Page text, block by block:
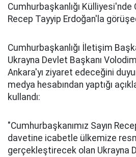
Cumhurbaşkanlığı Külliyesi'nde
Recep Tayyip Erdoğan'la
Cumhurbaşkanlığı İletişim
Ukrayna Devlet Başkanı
Ankara'yı ziyaret edeceğini
medya hesabından yaptığı
kullandı:
"Cumhurbaşkanımız Sayın
davetine icabetle ülkemize
gerçekleştirecek olan Ukrayna